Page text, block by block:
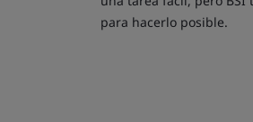
para hacerlo posible.